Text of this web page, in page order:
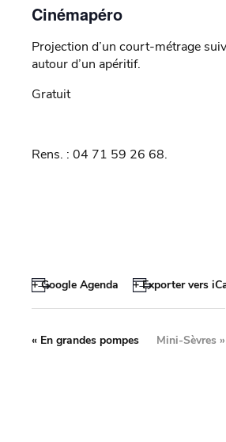
Cinémapéro
Projection d’un court-métrage
autour d’un apéritif.
Gratuit
Rens. : 04 71 59 26 68.
+ Google Agenda + Exporter vers
« En grandes pompes Mini-Sèvres »